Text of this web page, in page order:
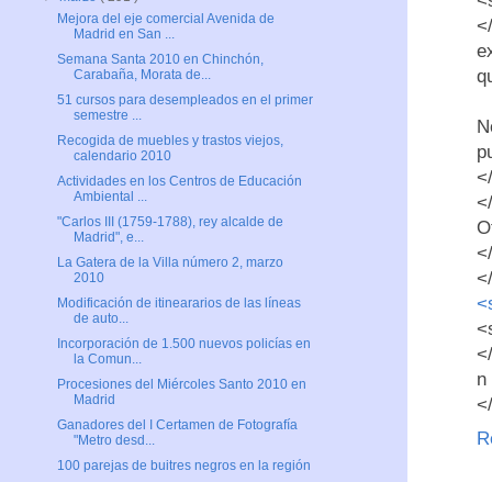
n
Mejora del eje comercial Avenida de
Madrid en San ...
Semana Santa 2010 en Chinchón,
Carabaña, Morata de...
51 cursos para desempleados en el primer
semestre ...
Recogida de muebles y trastos viejos,
calendario 2010
Actividades en los Centros de Educación
Ambiental ...
"Carlos III (1759-1788), rey alcalde de
Madrid", e...
La Gatera de la Villa número 2, marzo
2010
Modificación de itineararios de las líneas
de auto...
Incorporación de 1.500 nuevos policías en
la Comun...
Procesiones del Miércoles Santo 2010 en
Madrid
Ganadores del I Certamen de Fotografía
"Metro desd...
100 parejas de buitres negros en la región